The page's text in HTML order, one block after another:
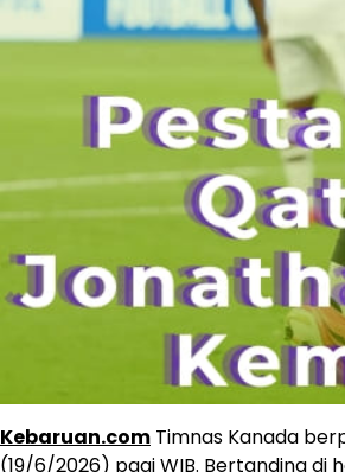
Kebaruan.com Timnas Kanada
(19/6/2026) pagi WIB. Bertanding di